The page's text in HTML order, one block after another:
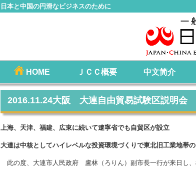
日本と中国の円滑なビジネスのために
メインメニュー
へ
移
動
HOME ＪＣＣ概要 中文简介
2016.11.24大阪 大連自由貿易試験区説明会
上海、天津、福建、広東に続いて遼寧省でも自貿区が設立
大連は中核としてハイレベルな投資環境づくりで東北旧工業地帯
此の度、大連市人民政府 盧林（ろりん）副市長一行が来日し、